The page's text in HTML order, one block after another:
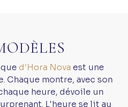
d'Hora Nova est une
Chaque montre, avec son
heure, dévoile un
L'heure se lit au